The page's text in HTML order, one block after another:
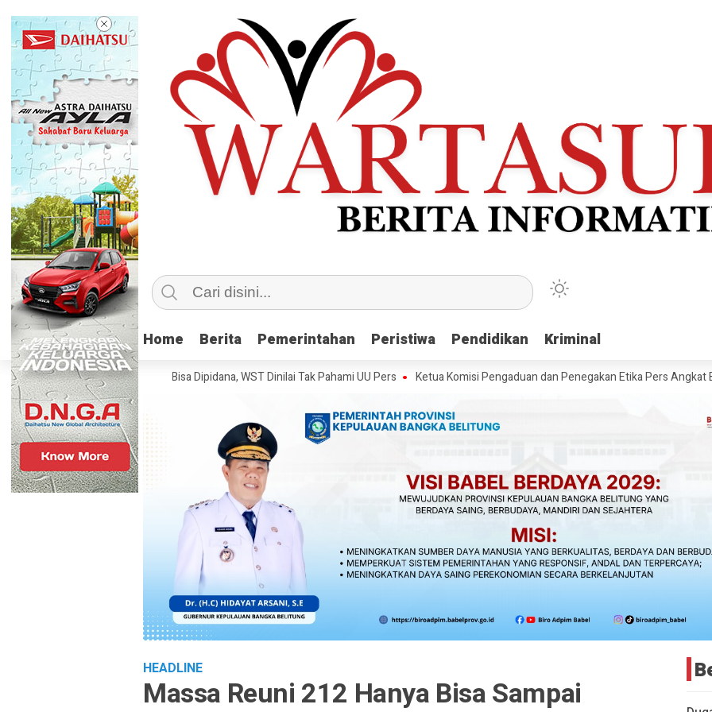
Home Berita Pemerintahan Peristiwa Pendidikan Kriminal
Home Berita Pemerintahan Peristiwa Pendidikan Kriminal
Tanpa UKW Bisa Dipidana, WST Dinilai Tak Pahami UU Pers Ketua Komisi Pengaduan dan Penegakan Etika Pers Angkat Bicara Soal
HEADLINE
Massa Reuni 212 Hanya Bisa Sampai